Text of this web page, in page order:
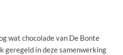
wat chocolade van De Bonte
geregeld in deze samenwerking